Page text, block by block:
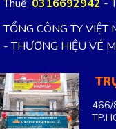
Thuế: 0316692942 -
TỔNG CÔNG TY VIỆT
- THƯƠNG HIỆU VÉ
466/